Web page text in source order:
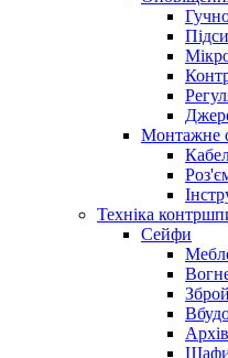
Монтажне
Техніка
Сейфи
Шафи